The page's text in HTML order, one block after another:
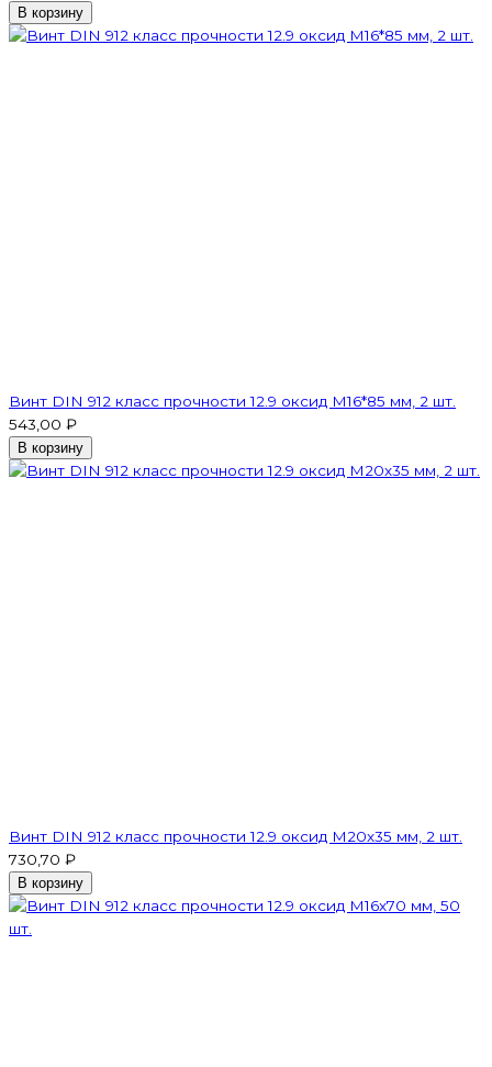
В корзину
Винт DIN 912 класс прочности 12.9 оксид M16*85 мм, 2 шт.
543,00 ₽
В корзину
Винт DIN 912 класс прочности 12.9 оксид M20х35 мм, 2 шт.
730,70 ₽
В корзину